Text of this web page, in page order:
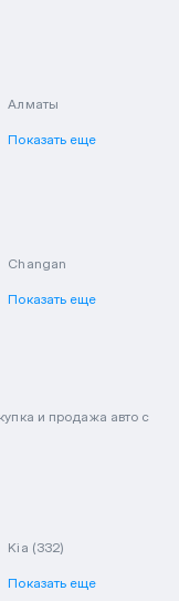
Алматы
Показать еще
Changan
Показать еще
и продажа авто с
Kia (332)
Показать еще